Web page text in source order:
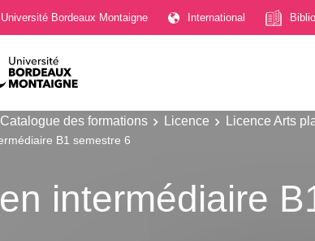
Université Bordeaux Montaigne International
Catalogue des formations Licence Licence Arts
B1 semestre 6
intermédiaire